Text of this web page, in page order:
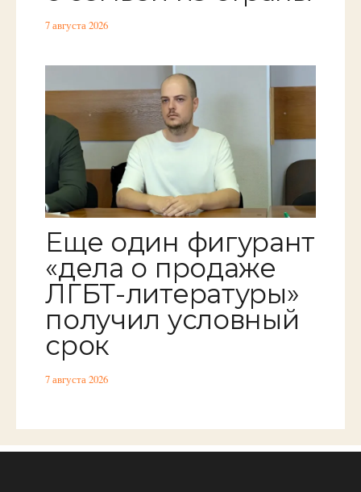
7 августа 2026
Еще один фигурант
«дела о продаже
ЛГБТ-литературы»
получил условный
срок
7 августа 2026